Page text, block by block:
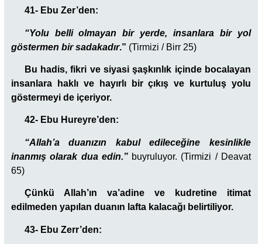
41- Ebu Zer’den:
“Yolu belli olmayan bir yerde, insanlara bir yol
göstermen bir sadakadır.” (Tirmizi / Birr 25)
Bu hadis, fikri ve siyasi şaşkınlık içinde bocalayan
insanlara haklı ve hayırlı bir çıkış ve kurtuluş yolu
göstermeyi de içeriyor.
42- Ebu Hureyre’den:
“Allah’a duanızın kabul edileceğine kesinlikle
inanmış olarak dua edin.”buyruluyor. (Tirmizi / Deavat
65)
Çünkü Allah’ın va’adine ve kudretine itimat
edilmeden yapılan duanın lafta kalacağı belirtiliyor.
43- Ebu Zerr’den: